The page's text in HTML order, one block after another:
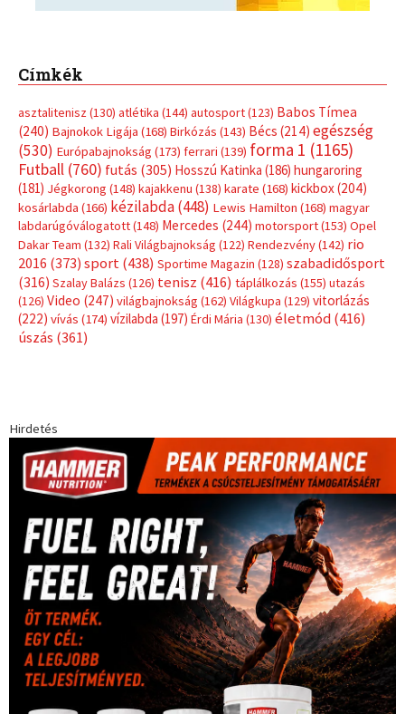
Címkék
asztalitenisz (130) atlétika (144) autosport(123) Babos Tímea
(240) Bajnokok Ligája (168) Birkózás (143) Bécs (214) egészség
(530) Európabajnokság (173) ferrari (139) forma 1 (1165)
Futball (760) futás (305) Hosszú Katinka (186) hungaroring
(181) Jégkorong (148) kajakkenu (138) karate (168) kickbox(204)
kosárlabda (166) kézilabda(448) Lewis Hamilton (168) magyar
labdarúgóválogatott(148) Mercedes (244) motorsport(153) Opel
Dakar Team (132) Rali Világbajnokság (122) Rendezvény(142) rio
2016 (373) sport(438) Sportime Magazin (128) szabadidősport
(316) Szalay Balázs (126) tenisz (416) táplálkozás (155) utazás
(126) Video (247) világbajnokság (162) Világkupa (129) vitorlázás
(222) vívás (174) vízilabda (197) Érdi Mária (130) életmód(416)
úszás (361)
Hirdetés